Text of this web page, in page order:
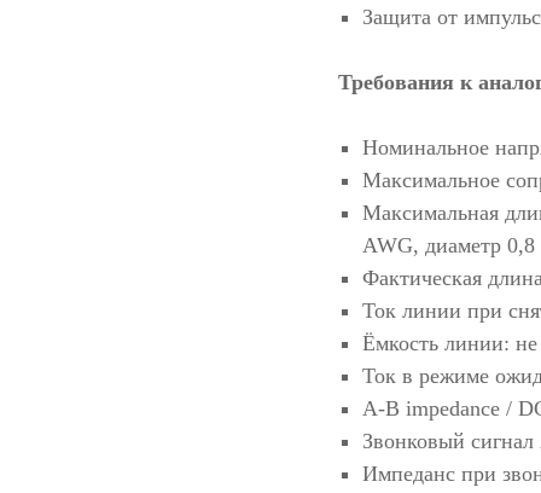
Защита от
Требования к
Номинальное
Максимальное
Максимальная
AWG, диаметр
Фактическая
Ток линии при
Ёмкость линии:
Ток в режиме
A-B impedance /
Звонковый
Импеданс при